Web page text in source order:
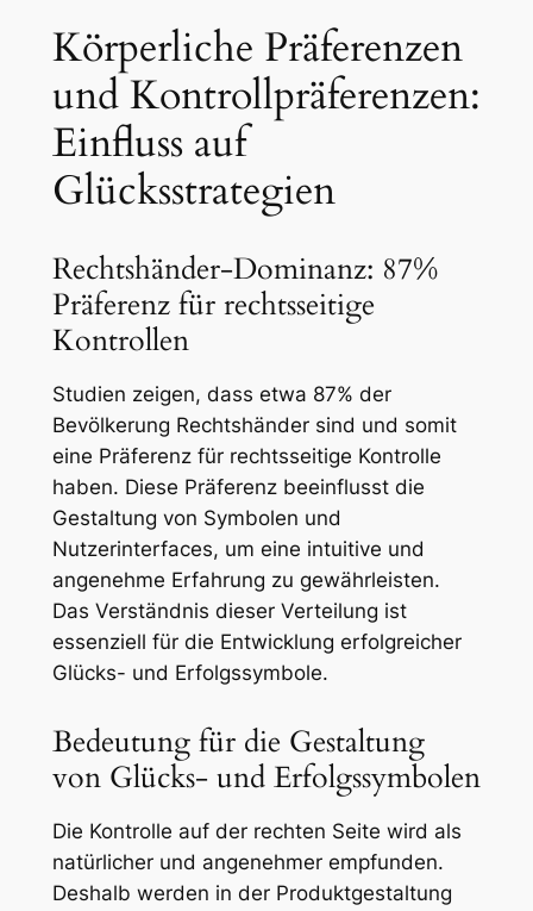
Körperliche Präferenzen
und Kontrollpräferenzen:
Einfluss auf
Glücksstrategien
Rechtshänder-Dominanz: 87%
Präferenz für rechtsseitige
Kontrollen
Studien zeigen, dass etwa 87% der
Bevölkerung Rechtshänder sind und somit
eine Präferenz für rechtsseitige Kontrolle
haben. Diese Präferenz beeinflusst die
Gestaltung von Symbolen und
Nutzerinterfaces, um eine intuitive und
angenehme Erfahrung zu gewährleisten.
Das Verständnis dieser Verteilung ist
essenziell für die Entwicklung erfolgreicher
Glücks- und Erfolgssymbole.
Bedeutung für die Gestaltung
von Glücks- und Erfolgssymbolen
Die Kontrolle auf der rechten Seite wird als
natürlicher und angenehmer empfunden.
Deshalb werden in der Produktgestaltung